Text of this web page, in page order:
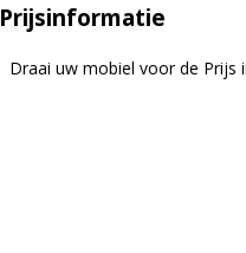
Prijsinformatie
Draai uw mobiel voor de Prijs